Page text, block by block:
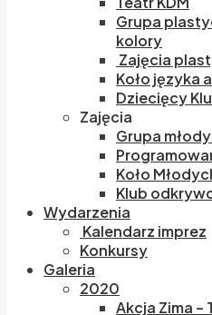
Grupa
kolory
Zajęcia
Koło języka
Dziecięcy
Zajęcia
Grupa
Koło
Klub
Wydarzenia
Kalendarz imprez
Konkursy
Galeria
2020
Akcja Zima –